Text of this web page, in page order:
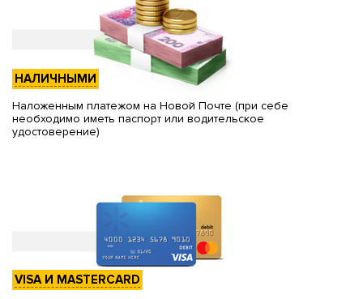
НАЛИЧНЫМИ
Наложенным платежом на Новой Почте (при себе
необходимо иметь паспорт или водительское
удостоверение)
VISA И MASTERCARD